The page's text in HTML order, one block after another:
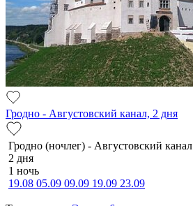
Гродно - Августовский канал, 2 дня
Гродно (ночлег) - Августовский канал
2 дня
1 ночь
19.08 05.09 09.09 19.09 23.09